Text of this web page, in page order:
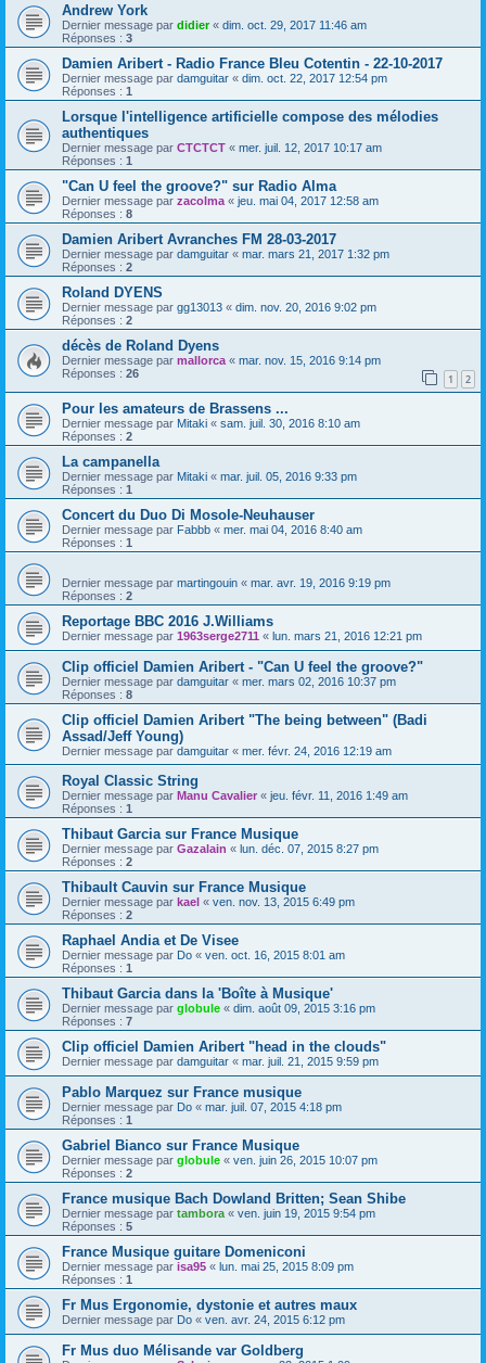
Andrew York
Dernier message par didier« dim. oct. 29, 2017 11:46 am
Réponses : 3
Damien Aribert - Radio France Bleu Cotentin - 22-10-2017
Dernier message par damguitar « dim. oct. 22, 2017 12:54 pm
Réponses : 1
Lorsque l'intelligence artificielle compose des mélodies
authentiques
Dernier message par CTCTCT « mer. juil. 12, 2017 10:17 am
Réponses : 1
"Can U feel the groove?" sur Radio Alma
Dernier message par zacolma « jeu. mai 04, 2017 12:58 am
Réponses : 8
Damien Aribert Avranches FM 28-03-2017
Dernier message par damguitar « mar. mars 21, 2017 1:32 pm
Réponses : 2
Roland DYENS
Dernier message par gg13013 « dim. nov. 20, 2016 9:02 pm
Réponses : 2
décès de Roland Dyens
Dernier message par mallorca « mar. nov. 15, 2016 9:14 pm
Réponses : 26 1 2
Pour les amateurs de Brassens ...
Dernier message par Mitaki « sam. juil. 30, 2016 8:10 am
Réponses : 2
La campanella
Dernier message par Mitaki « mar. juil. 05, 2016 9:33 pm
Réponses : 1
Concert du Duo Di Mosole-Neuhauser
Dernier message par Fabbb « mer. mai 04, 2016 8:40 am
Réponses : 1
Dernier message par martingouin « mar. avr. 19, 2016 9:19 pm
Réponses : 2
Reportage BBC 2016 J.Williams
Dernier message par 1963serge2711 « lun. mars 21, 2016 12:21 pm
Clip officiel Damien Aribert - "Can U feel the groove?"
Dernier message par damguitar « mer. mars 02, 2016 10:37 pm
Réponses : 8
Clip officiel Damien Aribert "The being between" (Badi
Assad/Jeff Young)
Dernier message par damguitar « mer. févr. 24, 2016 12:19 am
Royal Classic String
Dernier message par Manu Cavalier « jeu. févr. 11, 2016 1:49 am
Réponses : 1
Thibaut Garcia sur France Musique
Dernier message par Gazalain « lun. déc. 07, 2015 8:27 pm
Réponses : 2
Thibault Cauvin sur France Musique
Dernier message par kael « ven. nov. 13, 2015 6:49 pm
Réponses : 2
Raphael Andia et De Visee
Dernier message par Do « ven. oct. 16, 2015 8:01 am
Réponses : 1
Thibaut Garcia dans la 'Boîte à Musique'
Dernier message par globule « dim. août 09, 2015 3:16 pm
Réponses : 7
Clip officiel Damien Aribert "head in the clouds"
Dernier message par damguitar « mar. juil. 21, 2015 9:59 pm
Pablo Marquez sur France musique
Dernier message par Do « mar. juil. 07, 2015 4:18 pm
Réponses : 1
Gabriel Bianco sur France Musique
Dernier message par globule « ven. juin 26, 2015 10:07 pm
Réponses : 2
France musique Bach Dowland Britten; Sean Shibe
Dernier message par tambora « ven. juin 19, 2015 9:54 pm
Réponses : 5
France Musique guitare Domeniconi
Dernier message par isa95 « lun. mai 25, 2015 8:09 pm
Réponses : 1
Fr Mus Ergonomie, dystonie et autres maux
Dernier message par Do « ven. avr. 24, 2015 6:12 pm
Fr Mus duo Mélisande var Goldberg